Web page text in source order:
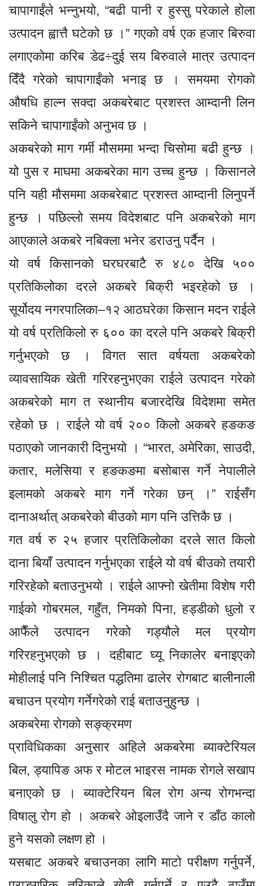
चापागाईंले भन्नुभयो, “बढी पानी र हुस्सु परेकाले होला
उत्पादन ह्वात्तै घटेको छ ।” गएको वर्ष एक हजार बिरुवा
लगाएकोमा करिब डेढ÷दुई सय बिरुवाले मात्र उत्पादन
दिँदै गरेको चापागाईंको भनाइ छ । समयमा रोगको
औषधि हाल्न सक्दा अकबरेबाट प्रशस्त आम्दानी लिन
सकिने चापागाईंको अनुभव छ ।
अकबरेको माग गर्मी मौसममा भन्दा चिसोमा बढी हुन्छ ।
यो पुस र माघमा अकबरेका माग उच्च हुन्छ । किसानले
पनि यही मौसममा अकबरेबाट प्रशस्त आम्दानी लिनुपर्ने
हुन्छ । पछिल्लो समय विदेशबाट पनि अकबरेको माग
आएकाले अकबरे नबिक्ला भनेर डराउनु पर्दैन ।
यो वर्ष किसानको घरघरबाटै रु ४८० देखि ५००
प्रतिकिलोका दरले अकबरे बिक्री भइरहेको छ ।
सूर्योदय नगरपालिका–१२ आठघरेका किसान मदन राईले
यो वर्ष प्रतिकिलो रु ६०० का दरले पनि अकबरे बिक्री
गर्नुभएको छ । विगत सात वर्षयता अकबरेको
व्यावसायिक खेती गरिरहनुभएका राईले उत्पादन गरेको
अकबरेको माग त स्थानीय बजारदेखि विदेशमा समेत
रहेको छ । राईले यो वर्ष २०० किलो अकबरे हङकङ
पठाएको जानकारी दिनुभयो । “भारत, अमेरिका, साउदी,
कतार, मलेसिया र हङकङमा बसोबास गर्ने नेपालीले
इलामको अकबरे माग गर्ने गरेका छन् ।” राईसँग
दानाअर्थात् अकबरेको बीउको माग पनि उत्तिकै छ ।
गत वर्ष रु २५ हजार प्रतिकिलोका दरले सात किलो
दाना बियाँ उत्पादन गर्नुभएका राईले यो वर्ष बीउको तयारी
गरिरहेको बताउनुभयो । राईले आफ्नो खेतीमा विशेष गरी
गाईको गोबरमल, गहुँत, निमको पिना, हड्डीको धुलो र
आफैँले उत्पादन गरेको गड्यौले मल प्रयोग
गरिरहनुभएको छ । दहीबाट घ्यू निकालेर बनाइएको
मोहीलाई पनि निश्चित पद्धतिमा ढालेर रोगबाट बालीनाली
बचाउन प्रयोग गर्नेगरेको राई बताउनुहुन्छ ।
अकबरेमा रोगको सङ्क्रमण
प्राविधिकका अनुसार अहिले अकबरेमा ब्याक्टेरियल
बिल, ड्यापिङ अफ र मोटल भाइरस नामक रोगले सखाप
बनाएको छ । ब्याक्टेरियन बिल रोग अन्य रोगभन्दा
विषालु रोग हो । अकबरे ओइलाउँदै जाने र डाँठ कालो
हुने यसको लक्षण हो ।
यसबाट अकबरे बचाउनका लागि माटो परीक्षण गर्नुपर्ने,